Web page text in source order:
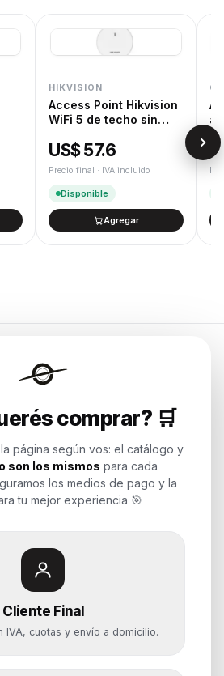
HIKVISION
Access Point Hikvision
WiFi 5 de techo sin
US$ 57.6
Precio final · IVA incluido
Disponible
Agregar
a
comprar? 🛒
página según vos: el catálogo y
son los mismos para cada
los medios de pago y la
tu mejor experiencia 🎯
Cliente Final
IVA, cuotas y envío a domicilio.
Endurances
de tecnología para
tu mundo.
Time to work
Categorías
Notebooks
y PCs
Componentes